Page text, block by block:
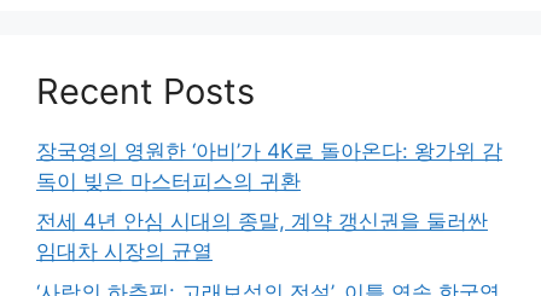
Recent Posts
장국영의 영원한 ‘아비’가 4K로 돌아온다: 왕가위 감
독이 빚은 마스터피스의 귀환
전세 4년 안심 시대의 종말, 계약 갱신권을 둘러싼
임대차 시장의 균열